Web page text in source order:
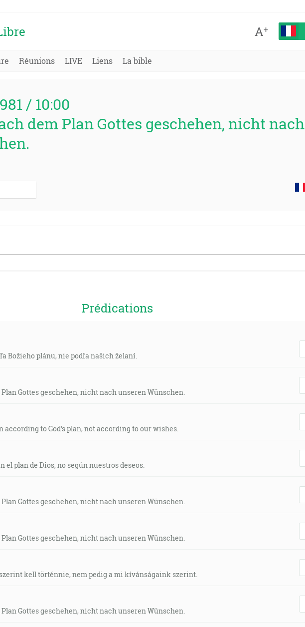
A+
Réunions LIVE Liens La bible
/ 10:00
dem Plan Gottes geschehen, nicht nach
Prédications
Božieho plánu, nie podľa našich želaní.
Gottes geschehen, nicht nach unseren Wünschen.
according to God's plan, not according to our wishes.
el plan de Dios, no según nuestros deseos.
Gottes geschehen, nicht nach unseren Wünschen.
Gottes geschehen, nicht nach unseren Wünschen.
kell történnie, nem pedig a mi kívánságaink szerint.
Gottes geschehen, nicht nach unseren Wünschen.